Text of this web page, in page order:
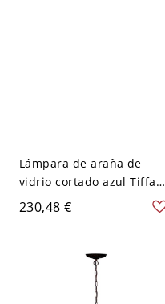
Lámpara de araña de
vidrio cortado azul Tiffany
con patrón de flores de 2
cabezas
230,48 €